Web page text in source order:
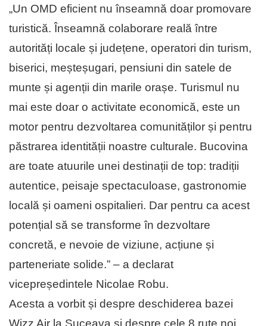
„Un OMD eficient nu înseamnă doar promovare
turistică. Înseamnă colaborare reală între
autorități locale și județene, operatori din turism,
biserici, meșteșugari, pensiuni din satele de
munte și agenții din marile orașe. Turismul nu
mai este doar o activitate economică, este un
motor pentru dezvoltarea comunităților și pentru
păstrarea identității noastre culturale. Bucovina
are toate atuurile unei destinații de top: tradiții
autentice, peisaje spectaculoase, gastronomie
locală și oameni ospitalieri. Dar pentru ca acest
potențial să se transforme în dezvoltare
concretă, e nevoie de viziune, acțiune și
parteneriate solide.” – a declarat
vicepreședintele Nicolae Robu.
Acesta a vorbit și despre deschiderea bazei
Wizz Air la Suceava și despre cele 8 rute noi